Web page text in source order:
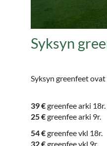
Syksyn
Syksyn greenfeet
39 €greenfee arki 18r.
25 €greenfee arki 9r.
54 €greenfee vkl 18r.
32 €greenfee vkl 9r.